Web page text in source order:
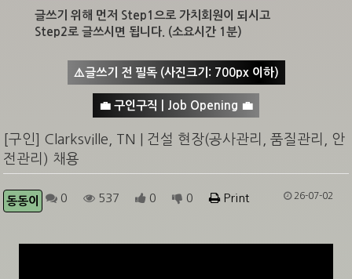
글쓰기 위해 먼저 Step1으로 가치회원이 되시고
Step2로 글쓰시면 됩니다. (소요시간 1분)
⚠️글쓰기 전 필독 (사진크기: 700px 이하)
💼 구인구직 | Job Opening 💼
[구인] Clarksville, TN | 건설 현장(공사관리, 품질관리, 안
전관리) 채용
동동이 0 537 0 0 Print 26-07-02